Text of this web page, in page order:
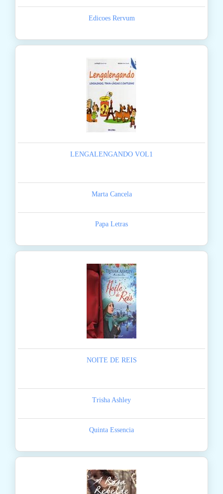
Edicoes Rervum
LENGALENGANDO VOL1
Marta Cancela
Papa Letras
NOITE DE REIS
Trisha Ashley
Quinta Essencia